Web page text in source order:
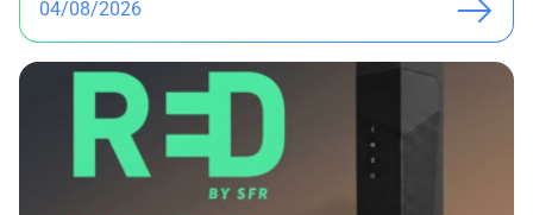
04/08/2026